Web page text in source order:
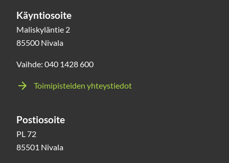
Käyntiosoite
Maliskyläntie 2
85500 Nivala
Vaihde: 040 1428 600
Toimipisteiden yhteystiedot
Postiosoite
PL 72
85501 Nivala